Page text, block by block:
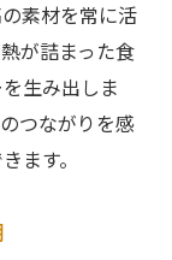
素材を常に活
が詰まった食
生み出しま
つながりを感
ます。